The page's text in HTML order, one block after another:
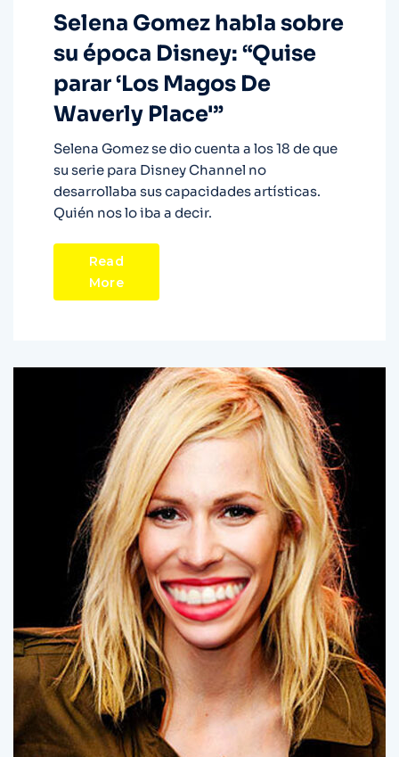
Selena Gomez habla sobre
su época Disney: “Quise
parar ‘Los Magos De
Waverly Place'”
Selena Gomez se dio cuenta a los 18 de que
su serie para Disney Channel no
desarrollaba sus capacidades artísticas.
Quién nos lo iba a decir.
Read
More